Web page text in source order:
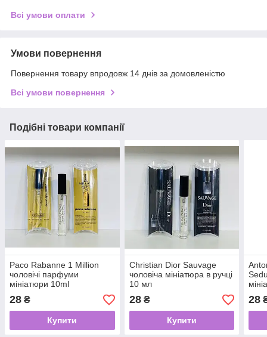
Всі умови оплати
Умови повернення
Повернення товару впродовж 14 днів за домовленістю
Всі умови повернення
Подібні товари компанії
Paco Rabanne 1 Million
чоловічі парфуми
мініатюри 10ml
28 ₴
Купити
Christian Dior Sauvage
чоловіча мініатюра в ручці
10 мл
28₴
Купити
28